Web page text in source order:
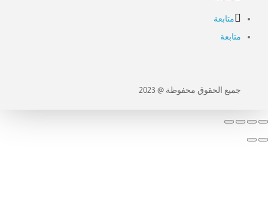
متابعة
متابعة
جميع الحقوق محفوظة @ 2023